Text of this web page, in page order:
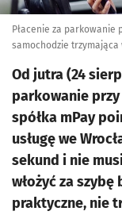
Płacenie za
samochodzie
Od jutra (24
parkowanie
spółka mPay
usługę we
sekund i nie
włożyć za
praktyczne, nie